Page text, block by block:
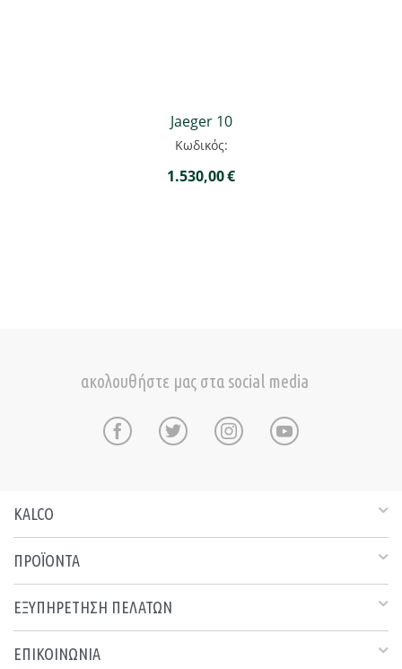
Jaeger 10
Κωδικός:
1.530,00€
ακολουθήστε μας στα social media
KALCO
ΠΡΟΪΟΝΤΑ
ΕΞΥΠΗΡΕΤΗΣΗ ΠΕΛΑΤΩΝ
ΕΠΙΚΟΙΝΩΝΙΑ